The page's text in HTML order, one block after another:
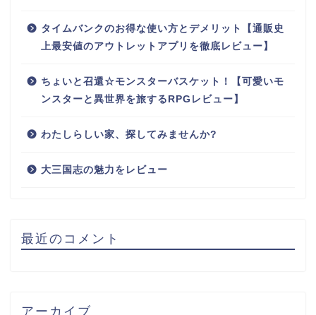
タイムバンクのお得な使い方とデメリット【通販史
上最安値のアウトレットアプリを徹底レビュー】
ちょいと召還☆モンスターバスケット！【可愛いモ
ンスターと異世界を旅するRPGレビュー】
わたしらしい家、探してみませんか?
大三国志の魅力をレビュー
最近のコメント
アーカイブ